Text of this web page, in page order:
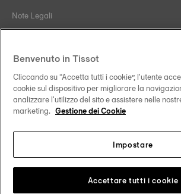
Note Legali
Il nostro impegno
Seguici sui nostri canali
Cambia paese
Benvenuto in Tissot
Cliccando su “Accetta tutti i cookie”, l'utente
cookie sul dispositivo per migliorare la
analizzare l'utilizzo del sito e assistere nelle
marketing. Gestione dei Cookie
Impostare
Accettare tutti i cookie